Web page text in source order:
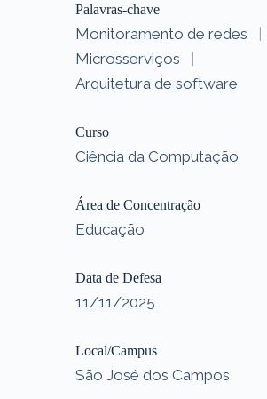
Palavras-chave
Monitoramento de redes
|
Microsserviços
|
Arquitetura de software
Curso
Ciência da Computação
Área de Concentração
Educação
Data de Defesa
11/11/2025
Local/Campus
São José dos Campos